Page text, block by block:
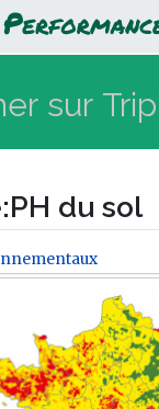
:PH du sol
,rechercher